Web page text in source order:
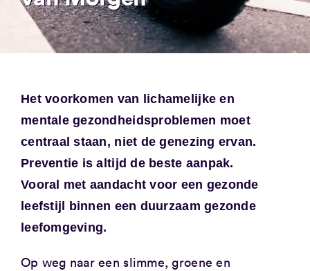
Het voorkomen van lichamelijke en
mentale gezondheidsproblemen moet
centraal staan, niet de genezing ervan.
Preventie is altijd de beste aanpak.
Vooral met aandacht voor een gezonde
leefstijl binnen een duurzaam gezonde
leefomgeving.
Op weg naar een slimme, groene en